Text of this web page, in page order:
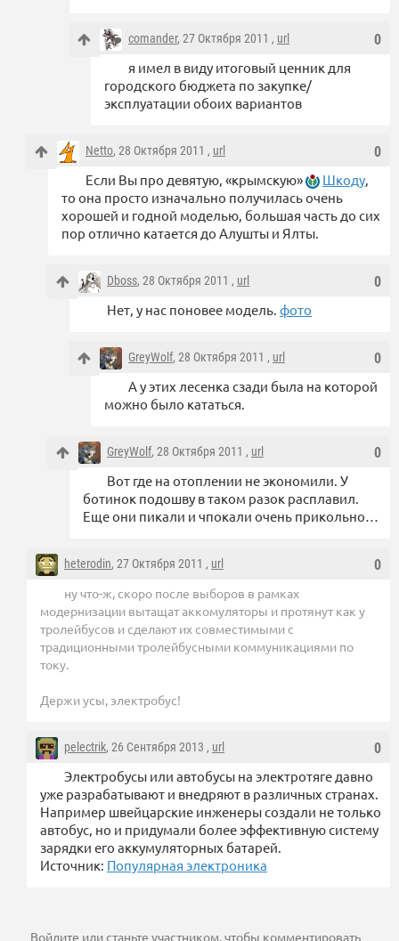
0
comander, 27 Октября 2011 , url
я имел в виду итоговый ценник для
городского бюджета по закупке/
эксплуатации обоих вариантов
0
Netto, 28 Октября 2011 , url
Если Вы про девятую, «крымскую» Шкоду,
то она просто изначально получилась очень
хорошей и годной моделью, большая часть до сих
пор отлично катается до Алушты и Ялты.
0
Dboss, 28 Октября 2011 , url
Нет, у нас поновее модель. фото
0
GreyWolf, 28 Октября 2011 , url
А у этих лесенка сзади была на которой
можно было кататься.
0
GreyWolf, 28 Октября 2011 , url
Вот где на отоплении не экономили. У
ботинок подошву в таком разок расплавил.
Еще они пикали и чпокали очень прикольно…
0
heterodin, 27 Октября 2011 , url
ну что-ж, скоро после выборов в рамках
модернизации вытащат аккомуляторы и протянут как у
тролейбусов и сделают их совместимыми с
традиционными тролейбусными коммуникациями по
току.
Держи усы, электробус!
0
pelectrik, 26 Сентября 2013 , url
Электробусы или автобусы на электротяге давно
уже разрабатывают и внедряют в различных странах.
Например швейцарские инженеры создали не только
автобус, но и придумали более эффективную систему
зарядки его аккумуляторных батарей.
Источник: Популярная электроника
Войдите илистаньте участником, чтобы комментировать